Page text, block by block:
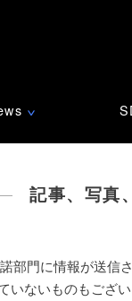
∨
記事、写真
部門に情報が送信
いないものもござ